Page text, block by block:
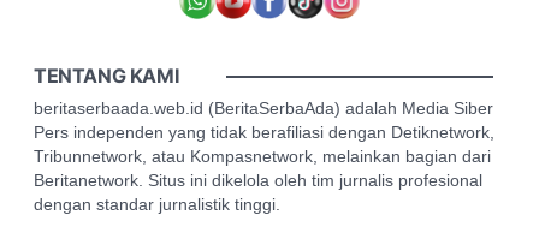
TENTANG KAMI
beritaserbaada.web.id (BeritaSerbaAda) adalah Media Siber
Pers independen yang tidak berafiliasi dengan Detiknetwork,
Tribunnetwork, atau Kompasnetwork, melainkan bagian dari
Beritanetwork. Situs ini dikelola oleh tim jurnalis profesional
dengan standar jurnalistik tinggi.